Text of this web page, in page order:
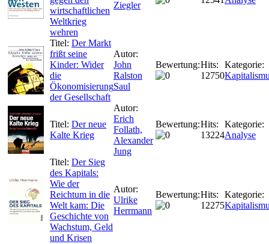
wirtschaftlichen
Weltkrieg
wehren
Ziegler
Titel: Der Markt
frißt seine
Kinder: Wider
die
Ökonomisierung
der Gesellschaft
Autor:
John
Ralston
Saul
Bewertung:Hits:
12750
Kategorie:
Titel: Der neue
Kalte Krieg
Autor:
Erich
Follath,
Alexander
Jung
Bewertung:Hits:
13224
Kategorie:
Analyse
Titel: Der Sieg
des Kapitals:
Wie der
Reichtum in die
Welt kam: Die
Geschichte von
Wachstum, Geld
und Krisen
Autor:
Ulrike
Herrmann
Bewertung:Hits:
12275
Kategorie: